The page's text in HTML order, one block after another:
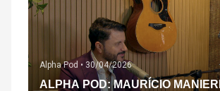
Alpha Pod • 30/04/2026
ALPHA POD: MAURÍCIO MANIERI